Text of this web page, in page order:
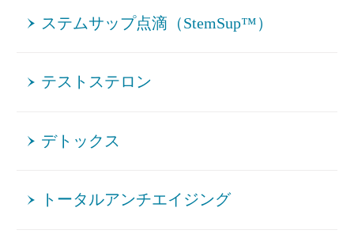
ステムサップ点滴（StemSup™）
テストステロン
デトックス
トータルアンチエイジング